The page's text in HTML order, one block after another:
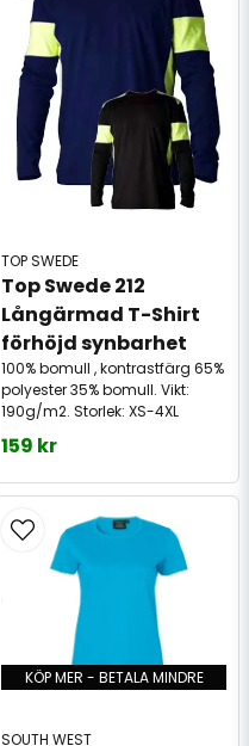
TOP SWEDE
Top Swede 212
Långärmad T-Shirt
förhöjd synbarhet
100% bomull , kontrastfärg 65%
polyester 35% bomull. Vikt:
190g/m2. Storlek: XS-4XL
159 kr
KÖP MER - BETALA MINDRE
SOUTH WEST